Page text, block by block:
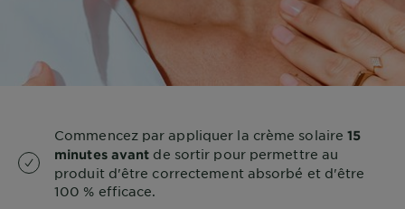
Commencez par appliquer la crème solaire15
minutes avant de sortir pour permettre au
produit d'être correctement absorbé et d'être
100 % efficace.